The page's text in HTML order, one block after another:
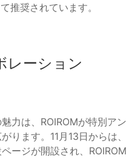
推奨されています。
レーション
力は、ROIROMが特別アン
ります。11月13日からは、
ージが開設され、ROIROM